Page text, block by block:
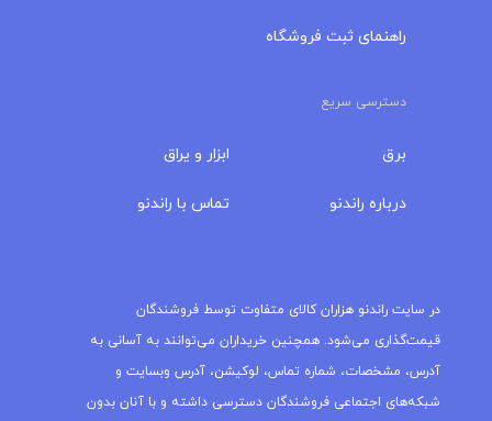
راهنمای ثبت فروشگاه
دسترسی سریع
برق
درباره‌ راندنو
ابزار و یراق
تماس با راندنو
در سایت راندنو هزاران کالای متفاوت توسط فروشندگان
قیمت‌گذاری می‌شود. همچنین خریداران می‌توانند به آسانی به
آدرس، مشخصات، شماره تماس، لوکیشن، آدرس وبسایت و
شبکه‌های اجتماعی فروشندگان دسترسی داشته و با آنان بدون